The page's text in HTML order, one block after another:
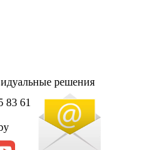
решения
83 61